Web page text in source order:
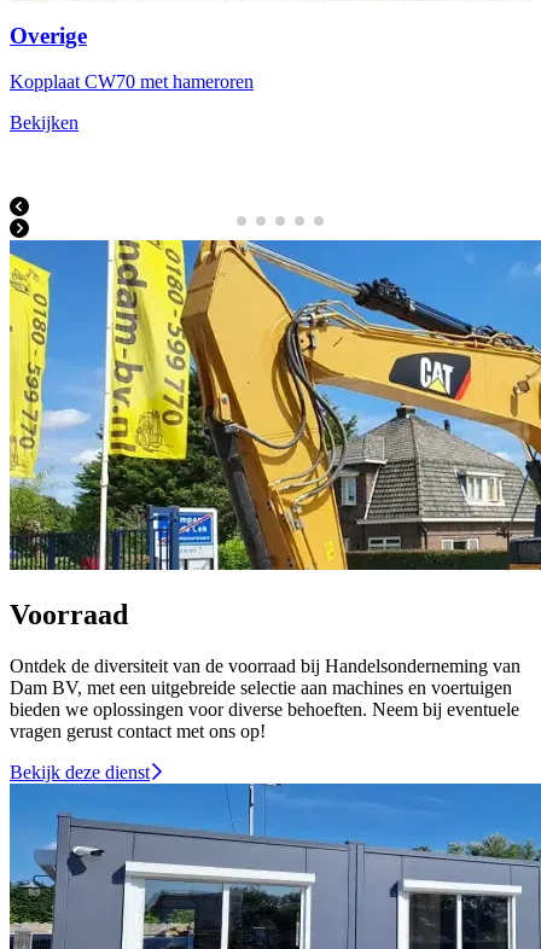
Overige
Kopplaat CW70 met hameroren
Bekijken
Voorraad
Ontdek de diversiteit van de voorraad bij Handelsonderneming van
Dam BV, met een uitgebreide selectie aan machines en voertuigen
bieden we oplossingen voor diverse behoeften. Neem bij eventuele
vragen gerust contact met ons op!
Bekijk deze dienst